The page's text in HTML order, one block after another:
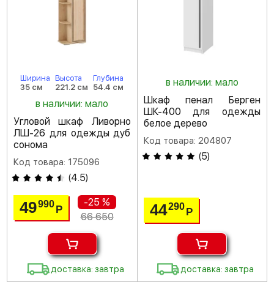
Ширина
35 см
Высота
221.2 см
Глубина
54.4 см
в наличии: мало
Угловой шкаф Ливорно
ЛШ-26 для одежды дуб
сонома
Код товара: 175096
(4.5)
49990Р
-25 %
66 650
доставка: завтра
в наличии: мало
Шкаф пенал Берген
ШК-400 для одежды
белое дерево
Код товара: 204807
(5)
44290 Р
доставка: завтра